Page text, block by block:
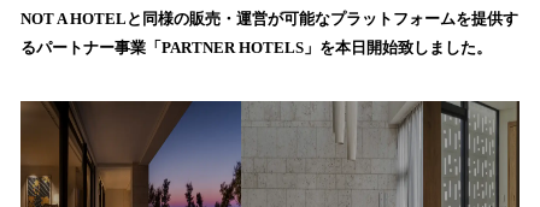
を
読
み
で
す
NOT A HOTELと同様の販売・運営が可能なプラットフォームを提供す
るパートナー事業「PARTNER HOTELS」を本日開始致しました。